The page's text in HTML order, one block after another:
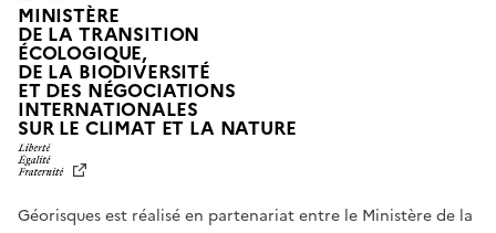
MINISTÈRE
DE LA TRANSITION
ÉCOLOGIQUE,
DE LA BIODIVERSITÉ
ET DES NÉGOCIATIONS
INTERNATIONALES
SUR LE CLIMAT ET LA NATUREL
T
Géorisques est réalisé en partenariat entre le Ministère de la